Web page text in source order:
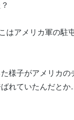
はアメリカ軍の駐
様子がアメリカ
ばれていたんだと